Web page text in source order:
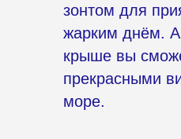
зонтом для
жарким днём. А
крыше вы
прекрасными
море.